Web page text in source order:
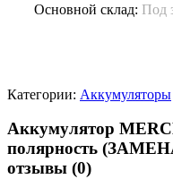
Основной склад: Под
Категории: Аккумуляторы
Аккумулятор
полярность
отзывы (0)